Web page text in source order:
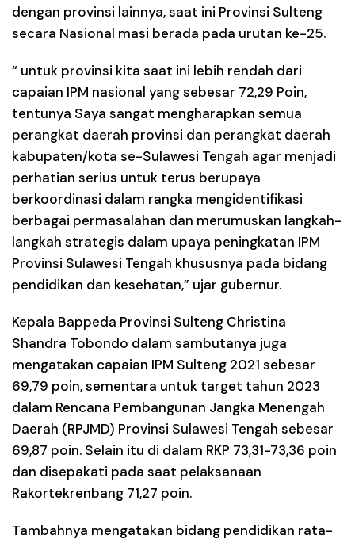
dengan provinsi lainnya, saat ini Provinsi Sulteng
secara Nasional masi berada pada urutan ke-25.
“ untuk provinsi kita saat ini lebih rendah dari
capaian IPM nasional yang sebesar 72,29 Poin,
tentunya Saya sangat mengharapkan semua
perangkat daerah provinsi dan perangkat daerah
kabupaten/kota se-Sulawesi Tengah agar menjadi
perhatian serius untuk terus berupaya
berkoordinasi dalam rangka mengidentifikasi
berbagai permasalahan dan merumuskan langkah-
langkah strategis dalam upaya peningkatan IPM
Provinsi Sulawesi Tengah khususnya pada bidang
pendidikan dan kesehatan,” ujar gubernur.
Kepala Bappeda Provinsi Sulteng Christina
Shandra Tobondo dalam sambutanya juga
mengatakan capaian IPM Sulteng 2021 sebesar
69,79 poin, sementara untuk target tahun 2023
dalam Rencana Pembangunan Jangka Menengah
Daerah (RPJMD) Provinsi Sulawesi Tengah sebesar
69,87 poin. Selain itu di dalam RKP 73,31-73,36 poin
dan disepakati pada saat pelaksanaan
Rakortekrenbang 71,27 poin.
Tambahnya mengatakan bidang pendidikan rata-